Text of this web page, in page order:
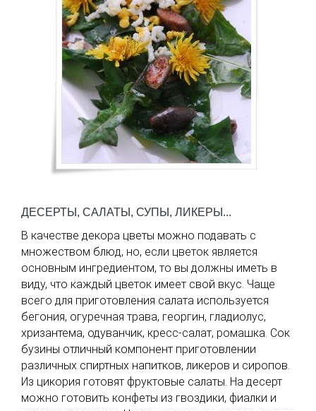
ДЕСЕРТЫ, САЛАТЫ, СУПЫ, ЛИКЕРЫ...
В качестве декора цветы можно подавать с
множеством блюд, но, если цветок является
основным ингредиентом, то вы должны иметь в
виду, что каждый цветок имеет свой вкус. Чаще
всего для приготовления салата используется
бегония, огуречная трава, георгин, гладиолус,
хризантема, одуванчик, кресс-салат, ромашка. Сок
бузины отличный компонент приготовлении
различных спиртных напитков, ликеров и сиропов.
Из цикория готовят фруктовые салаты. На десерт
можно готовить конфеты из гвоздики, фиалки и